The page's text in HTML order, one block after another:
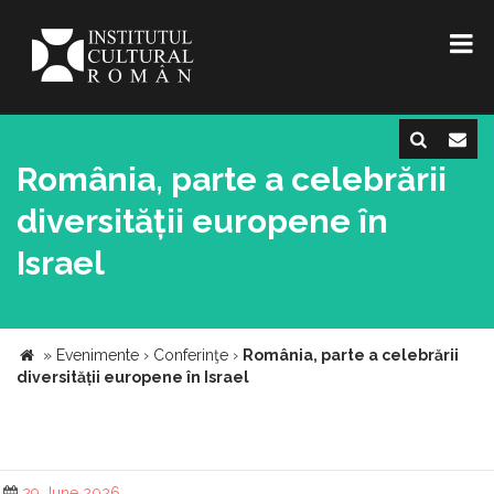
România, parte a celebrării
diversității europene în
Israel
» Evenimente › Conferinţe › România, parte a celebrării
diversității europene în Israel